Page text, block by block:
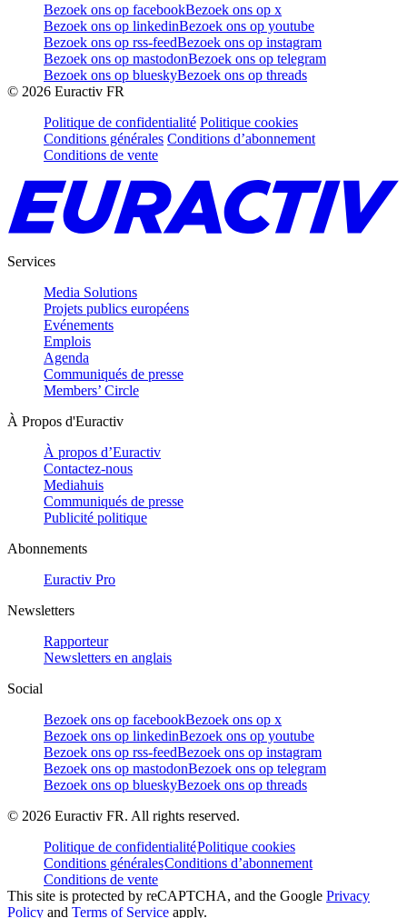
Bezoek ons op facebookBezoek ons op x
Bezoek ons op linkedinBezoek ons op youtube
Bezoek ons op rss-feedBezoek ons op instagram
Bezoek ons op mastodonBezoek ons op telegram
Bezoek ons op blueskyBezoek ons op threads
© 2026 Euractiv FR
Politique de confidentialité Politique cookies
Conditions générales Conditions d’abonnement
Conditions de vente
Services
Media Solutions
Projets publics européens
Evénements
Emplois
Agenda
Communiqués de presse
Members’ Circle
À Propos d'Euractiv
À propos d’Euractiv
Contactez-nous
Mediahuis
Communiqués de presse
Publicité politique
Abonnements
Euractiv Pro
Newsletters
Rapporteur
Newsletters en anglais
Social
Bezoek ons op facebookBezoek ons op x
Bezoek ons op linkedinBezoek ons op youtube
Bezoek ons op rss-feedBezoek ons op instagram
Bezoek ons op mastodonBezoek ons op telegram
Bezoek ons op blueskyBezoek ons op threads
© 2026 Euractiv FR. All rights reserved.
Politique de confidentialitéPolitique cookies
Conditions généralesConditions d’abonnement
Conditions de vente
This site is protected by reCAPTCHA, and the Google Privacy
Policy and Terms of Service apply.